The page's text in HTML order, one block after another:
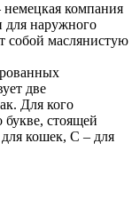
компания
для наружного
собой маслянистую
две
Для кого
стоящей
кошек, С – для